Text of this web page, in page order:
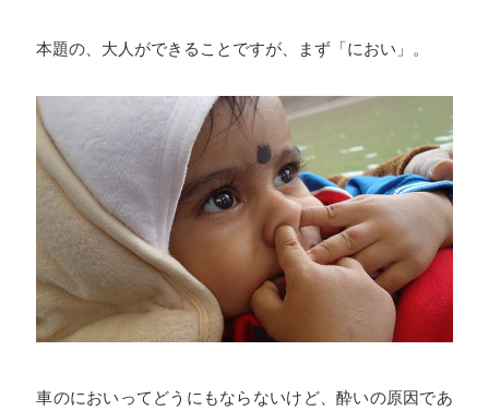
本題の、大人ができることですが、まず「におい」。
車のにおいってどうにもならないけど、酔いの原因であ